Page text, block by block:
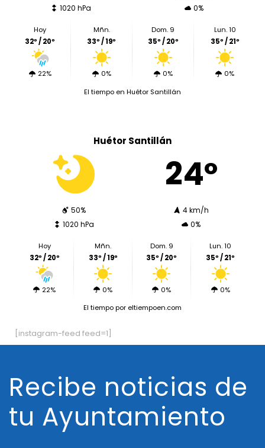
1020 hPa
0%
Hoy
32º / 20º
22%
Mñn.
33º / 19º
0%
Dom. 9
35º / 20º
0%
Lun. 10
35º / 21º
0%
El tiempo en Huétor Santillán
Huétor Santillán
24º
50%
4 km/h
1020 hPa
0%
Hoy
32º / 20º
22%
Mñn.
33º / 19º
0%
Dom. 9
35º / 20º
0%
Lun. 10
35º / 21º
0%
El tiempopor eltiempoen.com
[instagram-feed feed=1]
Recibe noticias de
tu Ayuntamiento